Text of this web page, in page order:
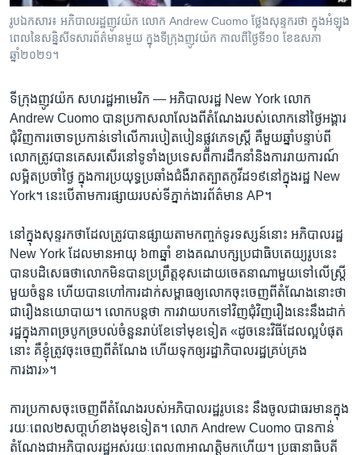
ទៅ​
កាន់​
ទំព័រ​
ស្វែង​
ភាសា
រូបឯកសារ៖ អភិបាល​រដ្ឋ​ញូវយ៉ក លោក Andrew Cuomo ថ្លែង​សុន្ទករថា ក្នុង​អំឡុង
ពេល​នៃ​សន្និសីទ​សារព័ត៌មាន​មួយ ក្នុង​ទីក្រុង​ញូវយ៉ក កាល​ពី​ថ្ងៃ​ទី១០ ខែឧសភា
ឆ្នាំ២០២១។
ទីក្រុង​ញូវយ៉ក សហរដ្ឋ​អាមេរិក — អភិបាល​រដ្ឋ​ New York ​លោក
Andrew Cuomo បាន​ប្រកាស​លាលែង​ពី​តំណែង​របស់​លោកនៅ​ថ្ងៃ​អង្គារ
ជុំវិញ​ការ​ចោទ​ប្រកាន់ទៅ​លើ​ការ​បៀតបៀនផ្លូវ​ភេទ​ស្ត្រី​ គឺ​មួយ​ឆ្នាំ​បន្ទាប់​ពី​
លោក​ត្រូវ​បាន​គេ​សរសើរ​នៅ​ទូទាំង​ប្រទេស​ពី​ការ​ដឹក​នាំ​និង​ការ​រាយការណ៍​
លម្អិត​ប្រចាំ​ថ្ងៃ​ ក្នុង​ការ​ប្រយុទ្ធ​ប្រឆាំង​ជំងឺ​រាតត្បាត​កូវីដ​១៩​នៅ​ក្នុងរដ្ឋ New
York។​ នេះ​បើ​តាម​ការ​ផ្សាយ​របស់​ទី​ភ្នាក់ងារ​ព័ត៌មាន AP។
នៅ​ក្នុង​សុន្ទរកថា​ដែល​ត្រូវ​បាន​ផ្សាយ​តាមកញ្ចក់​ទូរទស្សន៍​នោះ​ អភិបាល​រដ្ឋ
New York ដែល​មាន​អាយុ ៦៣ឆ្នាំ ខាង​គណបក្ស​ប្រជាធិបតេយ្យរូប​នេះ​
បាន​បដិសេធ​ថា​លោក​មិនបាន​ប្រព្រឹត្ត​ខុស​ដោយ​ចេតនា​ណា​មួយទៅ​លើ​ស្ត្រី
មួយ​ចំនួន​ ហើយ​បាន​ហៅ​ការ​ដាក់​សម្ពាធ​ឲ្យ​លោក​ចុះ​ចេញ​ពី​តំណែង​នោះ​ថា​
ជា​រឿង​នយោបាយ។ លោក​បន្ត​ថា ការ​វាយ​បក​ទៅ​វិញ​ជុំវិញ​រឿង​នេះនឹង​ដាក់​
រដ្ឋ​ក្នុង​ភាព​ច្របូក​ច្របល់​ចំនួន​រាប់​ខែ​ទៅ​មុខ​ទៀត «ដូច​នេះ​វិធី​ដែល​ល្អ​បំផុត​
នោះ គឺ​ខ្ញុំ​ត្រូវ​ចុះ​ចេញ​ពី​តំណែង​ ហើយ​ទុក​ឲ្យ​រដ្ឋាភិបាល​រដ្ឋ​គ្រប់​គ្រង​
ការងារ»។
ការ​ប្រកាស​ចុះ​ចេញ​ពី​តំណែង​របស់អភិបាល​រដ្ឋ​រូប​នេះ​ នឹង​ចូល​ជា​ធរមាន​ក្នុង​
រយៈ​ពេល​២​សបា្តហ៍​ខាង​មុខ​ទៀត។ លោក Andrew Cuomo ​បាន​កាន់​
តំណែង​ជា​អភិបាល​រដ្ឋ​អស់​រយៈពេល​៣​អាណត្តិ​មក​ហើយ។ ប្រធានាធិបតី​